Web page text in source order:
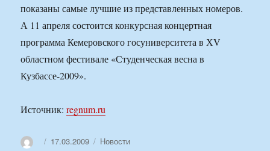
показаны самые лучшие из представленных номеров.
А 11 апреля состоится конкурсная концертная
программа Кемеровского госуниверситета в ХV
областном фестивале «Студенческая весна в
Кузбассе-2009».
Источник:regnum.ru
АвторОпубликовано
17.03.2009 Рубрики
Новости